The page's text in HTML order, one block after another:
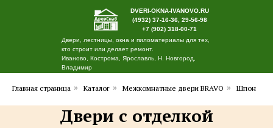
Двери, лестницы, окна и пиломатериалы для тех,
кто строит или делает ремонт.
Иваново, Кострома, Ярославль, Н. Новгород,
Владимир
DVERI-OKNA-IVANOVO.RU
(4932) 37-16-36, 29-56-98
+7 (902) 318-00-71
Главная страница » Каталог » Межкомнатные двери BRAVO » Шпон
Двери с отделкой